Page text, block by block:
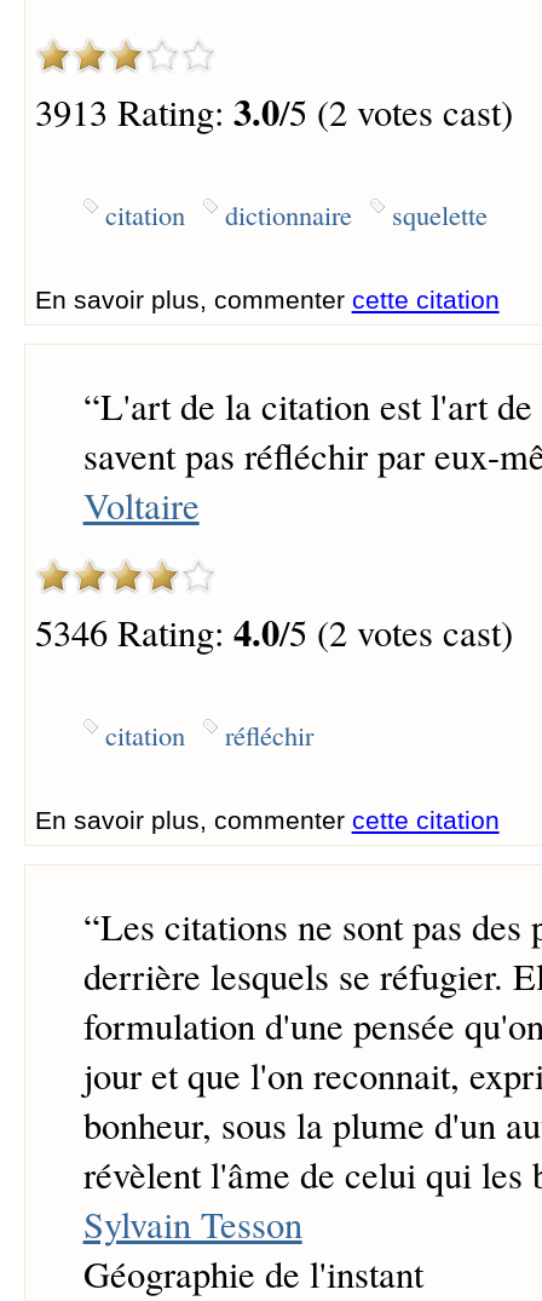
3913 Rating: 3.0/5 (2 votes cast)
citation dictionnaire squelette
En savoir plus, commenter cette citation
“L'art de la citation est l'art
savent pas réfléchir par eux-
Voltaire
5346 Rating: 4.0/5 (2 votes cast)
citation réfléchir
En savoir plus, commenter cette citation
“Les citations ne sont pas des
derrière lesquels se réfugier.
formulation d'une pensée
jour et que l'on reconnait,
bonheur, sous la plume d'un
révèlent l'âme de celui qui les
Sylvain Tesson
Géographie de l'instant